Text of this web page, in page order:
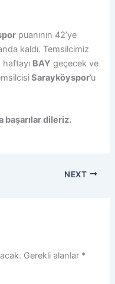
puanının 42’ye
kaldı. Temsilcimiz
BAY geçecek ve
Sarayköyspor’u
başarılar dileriz.
NEXT
Gerekli alanlar *